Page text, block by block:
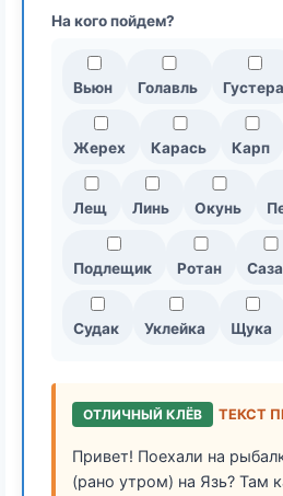
На кого пойдем?
Вьюн Голавль Густера
Жерех Карась Карп
Лещ Линь Окунь
Подлещик Ротан
Судак Уклейка Щука
ОТЛИЧНЫЙ КЛЁВ ТЕКСТ
Привет! Поехали на
(рано утром) на Язь? Там